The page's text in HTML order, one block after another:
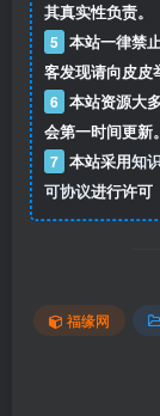
其真实性负责。
5 本站一律禁
客发现请向皮皮
6 本站资源大
会第一时间更新。
7 本站采用知
可协议进行许可
福缘网